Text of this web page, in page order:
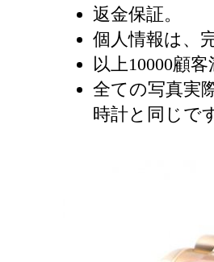
返金保証。
個人情報は、
以上10000顧
全ての写真実
時計と同じで